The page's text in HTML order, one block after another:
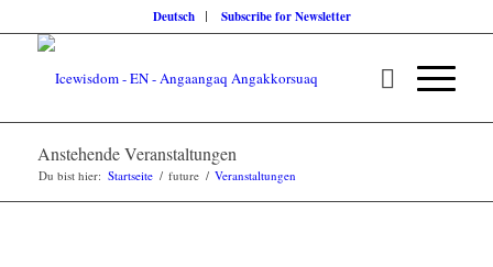
Deutsch Subscribe for Newsletter
Anstehende Veranstaltungen
Du bist hier: Startseite / future / Veranstaltungen